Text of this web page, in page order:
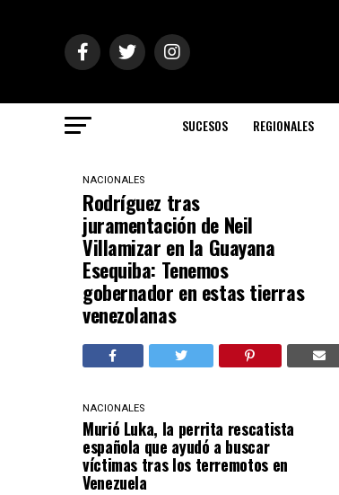
SUCESOS REGIONALES
NACIONALES
Rodríguez tras
juramentación de Neil
Villamizar en la Guayana
Esequiba: Tenemos
gobernador en estas tierras
venezolanas
NACIONALES
Murió Luka, la perrita rescatista
española que ayudó a buscar
víctimas tras los terremotos en
Venezuela